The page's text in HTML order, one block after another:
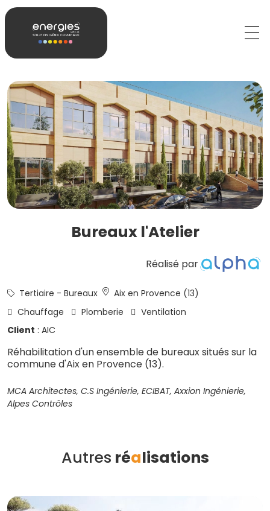
Bureaux l'Atelier
Réalisé par
Tertiaire - Bureaux
Aix en Provence (13)
Chauffage
Plomberie
Ventilation
Client : AIC
Réhabilitation d'un ensemble de bureaux situés sur la
commune d'Aix en Provence (13).
MCA Architectes, C.S Ingénierie, ECIBAT, Axxion Ingénierie,
Alpes Contrôles
Autres réalisations